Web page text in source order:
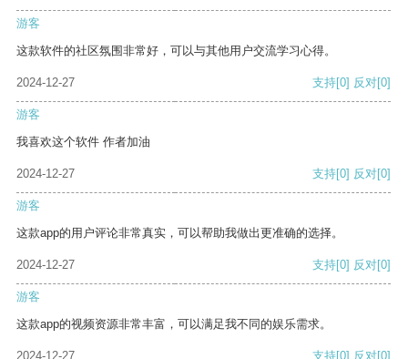
游客
这款软件的社区氛围非常好，可以与其他用户交流学习心得。
2024-12-27 支持[0] 反对[0]
游客
我喜欢这个软件 作者加油
2024-12-27 支持[0] 反对[0]
游客
这款app的用户评论非常真实，可以帮助我做出更准确的选择。
2024-12-27 支持[0] 反对[0]
游客
这款app的视频资源非常丰富，可以满足我不同的娱乐需求。
2024-12-27 支持[0] 反对[0]